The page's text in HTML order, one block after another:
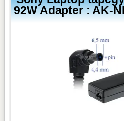
92W Adapter : AK-